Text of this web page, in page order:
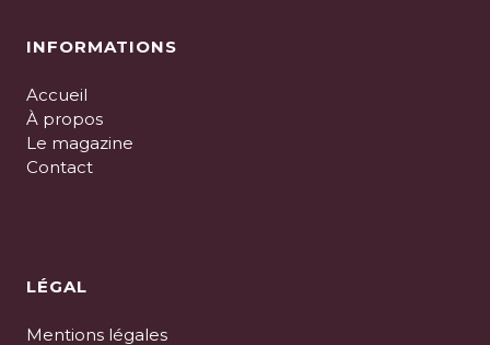
INFORMATIONS
Accueil
À propos
Le magazine
Contact
LÉGAL
Mentions légales